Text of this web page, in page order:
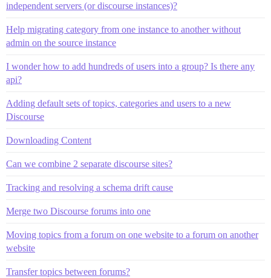
independent servers (or discourse instances)?
Help migrating category from one instance to another without
admin on the source instance
I wonder how to add hundreds of users into a group? Is there any
api?
Adding default sets of topics, categories and users to a new
Discourse
Downloading Content
Can we combine 2 separate discourse sites?
Tracking and resolving a schema drift cause
Merge two Discourse forums into one
Moving topics from a forum on one website to a forum on another
website
Transfer topics between forums?